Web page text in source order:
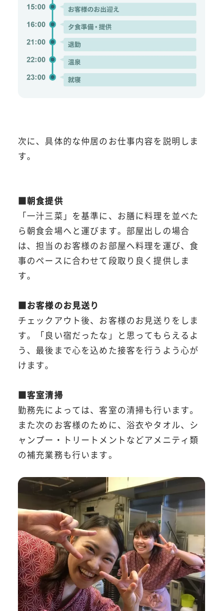
次に、具体的な仲居のお仕事内容を説明しま
す。
■朝食提供
「一汁三菜」を基準に、お膳に料理を並べた
ら朝食会場へと運びます。部屋出しの場合
は、担当のお客様のお部屋へ料理を運び、食
事のペースに合わせて段取り良く提供しま
す。
■お客様のお見送り
チェックアウト後、お客様のお見送りをしま
す。「良い宿だったな」と思ってもらえるよ
う、最後まで心を込めた接客を行うよう心が
けます。
■客室清掃
勤務先によっては、客室の清掃も行います。
また次のお客様のために、浴衣やタオル、シ
ャンプー・トリートメントなどアメニティ類
の補充業務も行います。